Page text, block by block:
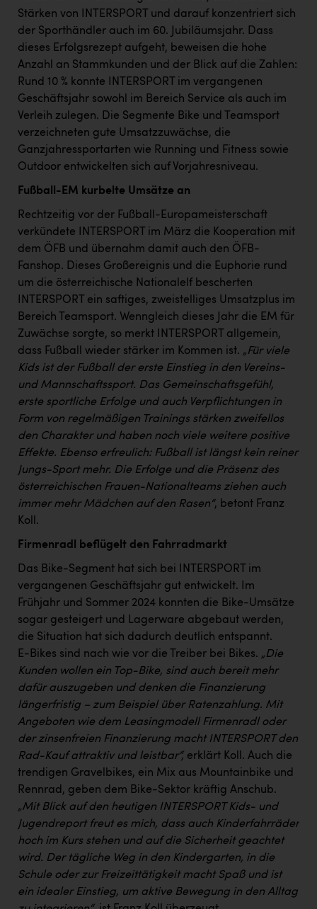
Stärken von INTERSPORT und darauf konzentriert sich
der Sporthändler auch im 60. Jubiläumsjahr. Dass
dieses Erfolgsrezept aufgeht, beweisen die hohe
Anzahl an Stammkunden und der Blick auf die Zahlen:
Rund 10 % konnte INTERSPORT im vergangenen
Geschäftsjahr sowohl im Bereich Service als auch im
Verleih zulegen. Die Segmente Bike und Teamsport
verzeichneten gute Umsatzzuwächse, die
Ganzjahressportarten wie Running und Fitness sowie
Outdoor entwickelten sich auf Vorjahresniveau.
Fußball-EM kurbelte Umsätze an
Rechtzeitig vor der Fußball-Europameisterschaft
verkündete INTERSPORT im März die Kooperation mit
dem ÖFB und übernahm damit auch den ÖFB-
Fanshop. Dieses Großereignis und die Euphorie rund
um die österreichische Nationalelf bescherten
INTERSPORT ein saftiges, zweistelliges Umsatzplus im
Bereich Teamsport. Wenngleich dieses Jahr die EM für
Zuwächse sorgte, so merkt INTERSPORT allgemein,
dass Fußball wieder stärker im Kommen ist. „Für viele
Kids ist der Fußball der erste Einstieg in den Vereins-
und Mannschaftssport. Das Gemeinschaftsgefühl,
erste sportliche Erfolge und auch Verpflichtungen in
Form von regelmäßigen Trainings stärken zweifellos
den Charakter und haben noch viele weitere positive
Effekte. Ebenso erfreulich: Fußball ist längst kein reiner
Jungs-Sport mehr. Die Erfolge und die Präsenz des
österreichischen Frauen-Nationalteams ziehen auch
immer mehr Mädchen auf den Rasen“, betont Franz
Koll.
Firmenradl beflügelt den Fahrradmarkt
Das Bike-Segment hat sich bei INTERSPORT im
vergangenen Geschäftsjahr gut entwickelt. Im
Frühjahr und Sommer 2024 konnten die Bike-Umsätze
sogar gesteigert und Lagerware abgebaut werden,
die Situation hat sich dadurch deutlich entspannt.
E-Bikes sind nach wie vor die Treiber bei Bikes. „Die
Kunden wollen ein Top-Bike, sind auch bereit mehr
dafür auszugeben und denken die Finanzierung
längerfristig – zum Beispiel über Ratenzahlung. Mit
Angeboten wie dem Leasingmodell Firmenradl oder
der zinsenfreien Finanzierung macht INTERSPORT den
Rad-Kauf attraktiv und leistbar“, erklärt Koll. Auch die
trendigen Gravelbikes, ein Mix aus Mountainbike und
Rennrad, geben dem Bike-Sektor kräftig Anschub.
„Mit Blick auf den heutigen INTERSPORT Kids- und
Jugendreport freut es mich, dass auch Kinderfahrräder
hoch im Kurs stehen und auf die Sicherheit geachtet
wird. Der tägliche Weg in den Kindergarten, in die
Schule oder zur Freizeittätigkeit macht Spaß und ist
ein idealer Einstieg, um aktive Bewegung in den Alltag